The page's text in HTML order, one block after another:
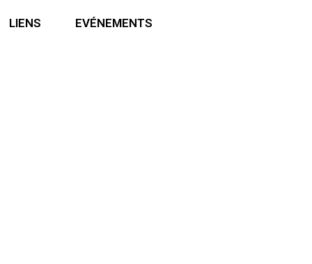
LIENS EVÉNEMENTS